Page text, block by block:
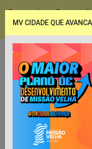
Coronavírus -
MV CIDADE QUE AVANCA